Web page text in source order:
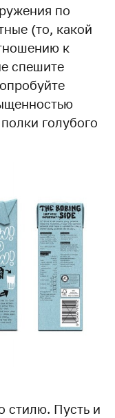
по
(то, какой
к
спешите
голубого
стилю. Пусть и